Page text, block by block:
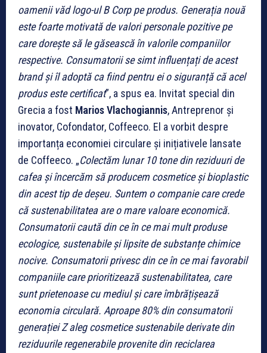
oamenii văd logo-ul B Corp pe produs. Generația nouă
este foarte motivată de valori personale pozitive pe
care dorește să le găsească în valorile companiilor
respective. Consumatorii se simt influențați de acest
brand și îl adoptă ca fiind pentru ei o siguranță că acel
produs este certificat”, a spus ea. Invitat special din
Grecia a fost Marios Vlachogiannis, Antreprenor și
inovator, Cofondator, Coffeeco. El a vorbit despre
importanța economiei circulare și inițiativele lansate
de Coffeeco. „Colectăm lunar 10 tone din reziduuri de
cafea și încercăm să producem cosmetice și bioplastic
din acest tip de deșeu. Suntem o companie care crede
că sustenabilitatea are o mare valoare economică.
Consumatorii caută din ce în ce mai mult produse
ecologice, sustenabile și lipsite de substanțe chimice
nocive. Consumatorii privesc din ce în ce mai favorabil
companiile care prioritizează sustenabilitatea, care
sunt prietenoase cu mediul și care îmbrățișează
economia circulară. Aproape 80% din consumatorii
generației Z aleg cosmetice sustenabile derivate din
reziduurile regenerabile provenite din reciclarea